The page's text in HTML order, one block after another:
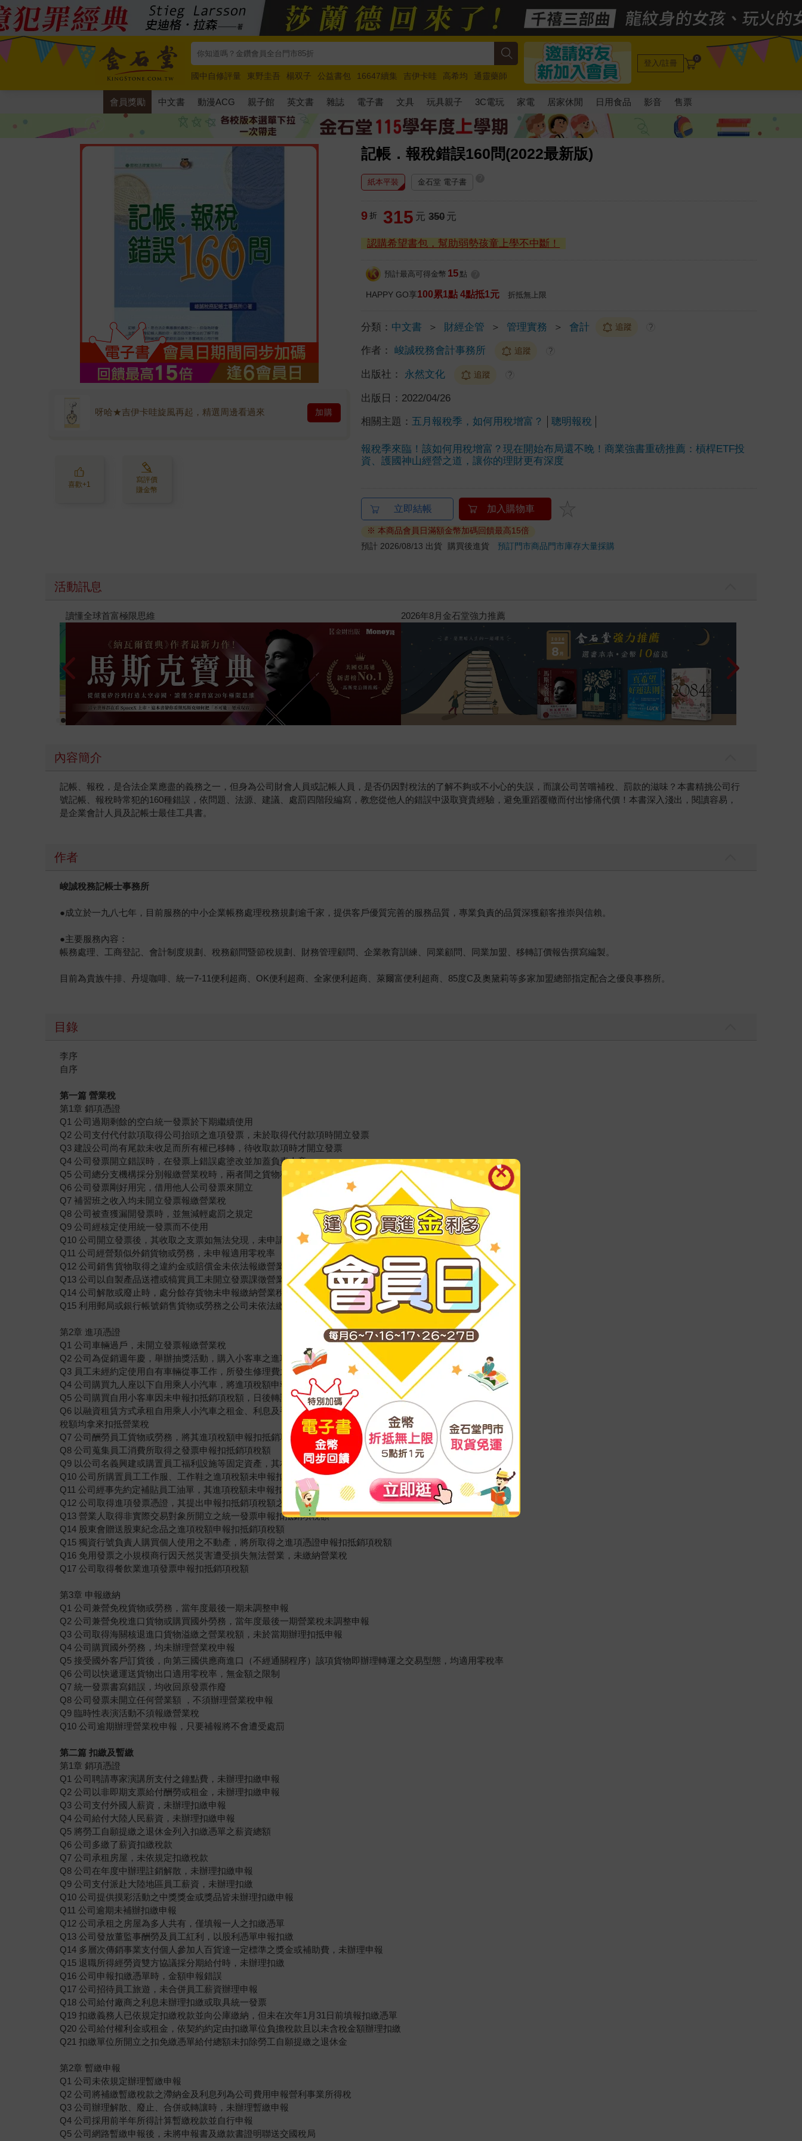
國中自修評量 東野圭吾 楊双子 公益書包 16647續集 吉伊卡哇 高希均
通靈藥師
唯紅花綻放
奧德賽 路邊攤新作 馬斯克 玩具總動員5 超慢跑
登入/註冊 0
會員獎勵 中文書 動漫ACG 親子館 英文書 雜誌 電子書 文具 玩具親子 3C電玩 家電 居家休閒 日用食品 影音 售票
記帳．報稅錯誤160問(2022最新版)
呀哈★吉伊卡哇旋風再起，精選周邊看過來 加購
喜歡+1
寫評價
賺金幣
紙本平裝 金石堂 電子書
9 折 315 元 350 元
認購希望書包，幫助弱勢孩童上學不中斷！
預計最高可得金幣 15 點
HAPPY GO享100累1點 4點抵1元 折抵無上限
分類： 中文書 ＞ 財經企管 ＞ 管理實務 ＞ 會計 追蹤 ?
作者： 峻誠稅務會計事務所 追蹤 ?
出版社： 永然文化 追蹤 ?
出版日： 2022/04/26
相關主題： 五月報稅季，如何用稅增富？ 聰明報稅
報稅季來臨！該如何用稅增富？現在開始布局還不晚！商業強書重磅推薦：槓桿ETF投
資、護國神山經營之道，讓你的理財更有深度
立即結帳 加入購物車
※ 本商品會員日滿額金幣加碼回饋最高15倍
預計 2026/08/13 出貨
購買後進貨預訂門市商品門市庫存大量採購
活動訊息
【父親節禮物展】5折起，滿888送88點金幣 閱讀漫遊錄-2026上半年暢銷榜
內容簡介
記帳、報稅，是合法企業應盡的義務之一，但身為公司財會人員或記帳人員，是否仍因對稅法的了解不夠或不小心的失誤，而讓公司苦嚐補稅、罰款的滋味？本書精挑公司行
號記帳、報稅時常犯的160種錯誤，依問題、法源、建議、處罰四階段編寫，教您從他人的錯誤中汲取寶貴經驗，避免重蹈覆轍而付出慘痛代價！本書深入淺出，閱讀容易，
是企業會計人員及記帳士最佳工具書。
作者
峻誠稅務記帳士事務所
●成立於一九八七年，目前服務的中小企業帳務處理稅務規劃逾千家，提供客戶優質完善的服務品質，專業負責的品質深獲顧客推崇與信賴。
●主要服務內容：
帳務處理、工商登記、會計制度規劃、稅務顧問暨節稅規劃、財務管理顧問、企業教育訓練、同業顧問、同業加盟、移轉訂價報告撰寫編製。
目前為貴族牛排、丹堤咖啡、統一7-11便利超商、OK便利超商、全家便利超商、萊爾富便利超商、85度C及奧黛莉等多家加盟總部指定配合之優良事務所。
目錄
李序
自序
第一篇 營業稅
第1章 銷項憑證
Q1 公司過期剩餘的空白統一發票於下期繼續使用
Q2 公司支付代付款項取得公司抬頭之進項發票，未於取得代付款項時開立發票
Q3 建設公司尚有尾款未收足而所有權已移轉，待收取款項時才開立發票
Q4 公司發票開立錯誤時，在發票上錯誤處塗改並加蓋負責人章
Q5 公司總分支機構採分別報繳營業稅時，兩者間之貨物移轉均未開立發票
Q6 公司發票剛好用完，借用他人公司發票來開立
Q7 補習班之收入均未開立發票報繳營業稅
Q8 公司被查獲漏開發票時，並無減輕處罰之規定
Q9 公司經核定使用統一發票而不使用
Q10 公司開立發票後，其收取之支票如無法兌現，未申請發票作廢
Q11 公司經營類似外銷貨物或勞務，未申報適用零稅率
Q12 公司銷售貨物取得之違約金或賠償金未依法報繳營業稅
Q13 公司以自製產品送禮或犒賞員工未開立發票課徵營業稅
Q14 公司解散或廢止時，處分餘存貨物未申報繳納營業稅
Q15 利用郵局或銀行帳號銷售貨物或勞務之公司未依法繳納營業稅
第2章 進項憑證
Q1 公司車輛過戶，未開立發票報繳營業稅
Q2 公司為促銷週年慶，舉辦抽獎活動，購入小客車之進項稅額未申報扣抵銷項稅額
Q3 員工未經約定使用自有車輛從事工作，所發生修理費之進項稅額申報扣抵銷項稅額
Q4 公司購買九人座以下自用乘人小汽車，將進項稅額申報扣抵銷項稅額
Q5 公司購買自用小客車因未申報扣抵銷項稅額，日後轉讓時亦未開立發票報繳營業稅
Q6 以融資租賃方式承租自用乘人小汽車之租金、利息及手續費之進項
稅額均拿來扣抵營業稅
Q7 公司酬勞員工貨物或勞務，將其進項稅額申報扣抵銷項稅額
Q8 公司蒐集員工消費所取得之發票申報扣抵銷項稅額
Q9 以公司名義興建或購置員工福利設施等固定資產，其相關進項稅額未申報扣抵銷項稅額
Q10 公司所購置員工工作服、工作鞋之進項稅額未申報扣抵銷項稅額
Q11 公司經事先約定補貼員工油單，其進項稅額未申報扣抵銷項稅額
Q12 公司取得進項發票憑證，其提出申報扣抵銷項稅額之時間並無限制
Q13 營業人取得非實際交易對象所開立之統一發票申報扣抵銷項稅額
Q14 股東會贈送股東紀念品之進項稅額申報扣抵銷項稅額
Q15 獨資行號負責人購買個人使用之不動產，將所取得之進項憑證申報扣抵銷項稅額
Q16 免用發票之小規模商行因天然災害遭受損失無法營業，未繳納營業稅
Q17 公司取得餐飲業進項發票申報扣抵銷項稅額
第3章 申報繳納
Q1 公司兼營免稅貨物或勞務，當年度最後一期未調整申報
Q2 公司兼營免稅進口貨物或購買國外勞務，當年度最後一期營業稅未調整申報
Q3 公司取得海關核退進口貨物溢繳之營業稅額，未於當期辦理扣抵申報
Q4 公司購買國外勞務，均未辦理營業稅申報
Q5 接受國外客戶訂貨後，向第三國供應商進口（不經通關程序）該項貨物即辦理轉運之交易型態，均適用零稅率
Q6 公司以快遞運送貨物出口適用零稅率，無金額之限制
Q7 統一發票書寫錯誤，均收回原發票作廢
Q8 公司發票未開立任何營業額 ，不須辦理營業稅申報
Q9 臨時性表演活動不須報繳營業稅
Q10 公司逾期辦理營業稅申報，只要補報將不會遭受處罰
第二篇 扣繳及暫繳
第1章 銷項憑證
Q1 公司聘請專家演講所支付之鐘點費，未辦理扣繳申報
Q2 公司以非即期支票給付酬勞或租金，未辦理扣繳申報
Q3 公司支付外國人薪資，未辦理扣繳申報
Q4 公司給付大陸人民薪資，未辦理扣繳申報
Q5 將勞工自願提繳之退休金列入扣繳憑單之薪資總額
Q6 公司多繳了薪資扣繳稅款
Q7 公司承租房屋，未依規定扣繳稅款
Q8 公司在年度中辦理註銷解散，未辦理扣繳申報
Q9 公司支付派赴大陸地區員工薪資，未辦理扣繳
Q10 公司提供摸彩活動之中獎獎金或獎品皆未辦理扣繳申報
Q11 公司逾期未補辦扣繳申報
Q12 公司承租之房屋為多人共有，僅填報一人之扣繳憑單
Q13 公司發放董監事酬勞及員工紅利，以股利憑單申報扣繳
Q14 多層次傳銷事業支付個人參加人百貨達一定標準之獎金或補助費，未辦理申報
Q15 退職所得經勞資雙方協議採分期給付時，未辦理扣繳
Q16 公司申報扣繳憑單時，金額申報錯誤
Q17 公司招待員工旅遊，未合併員工薪資辦理申報
Q18 公司給付廠商之利息未辦理扣繳或取具統一發票
Q19 扣繳義務人已依規定扣繳稅款並向公庫繳納，但未在次年1月31日前填報扣繳憑單
Q20 公司給付權利金或租金，依契約約定由扣繳單位負擔稅款且以未含稅金額辦理扣繳
Q21 扣繳單位所開立之扣免繳憑單給付總額未扣除勞工自願提繳之退休金
第2章 暫繳申報
Q1 公司未依規定辦理暫繳申報
Q2 公司將補繳暫繳稅款之滯納金及利息列為公司費用申報營利事業所得稅
Q3 公司辦理解散、廢止、合併或轉讓時，未辦理暫繳申報
Q4 公司採用前半年所得計算暫繳稅款並自行申報
Q5 公司網路暫繳申報後，未將申報書及繳款書證明聯送交國稅局